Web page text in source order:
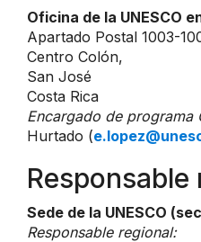
Oficina de la UNESCO
Apartado Postal 1003-
Centro Colón,
San José
Costa Rica
Encargado de programa
Hurtado (
Responsable
Sede de la UNESCO
Responsable regional: